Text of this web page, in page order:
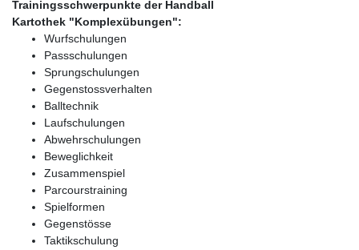
Trainingsschwerpunkte der Handball
Kartothek "Komplexübungen":
Wurfschulungen
Passschulungen
Sprungschulungen
Gegenstossverhalten
Balltechnik
Laufschulungen
Abwehrschulungen
Beweglichkeit
Zusammenspiel
Parcourstraining
Spielformen
Gegenstösse
Taktikschulung